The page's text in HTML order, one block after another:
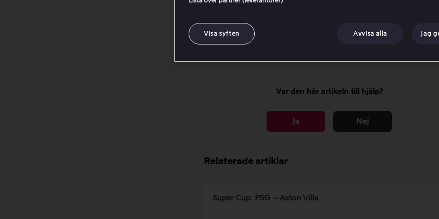
Varför avslutas stödet för dessa modeller?
Var den här artikeln till hjälp?
Ja Nej
Relaterade artiklar
Super Cup: PSG – Aston Villa
Visa syften Avvisa alla Jag